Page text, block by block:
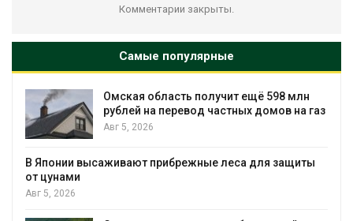
Комментарии закрыты.
Самые популярные
Омская область получит ещё 598 млн
рублей на перевод частных домов на газ
Авг 5, 2026
В Японии высаживают прибрежные леса для защиты
от цунами
Авг 5, 2026